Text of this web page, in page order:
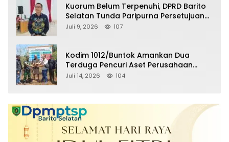
Kuorum Belum Terpenuhi, DPRD Barito
Selatan Tunda Paripurna Persetujuan
Raperda Pertanggungjawaban APBD
Juli 9, 2026 107
Kodim 1012/Buntok Amankan Dua
Terduga Pencuri Aset Perusahaan
Sitaan Satgas PKH, Satu Paket Diduga
Juli 14, 2026 104